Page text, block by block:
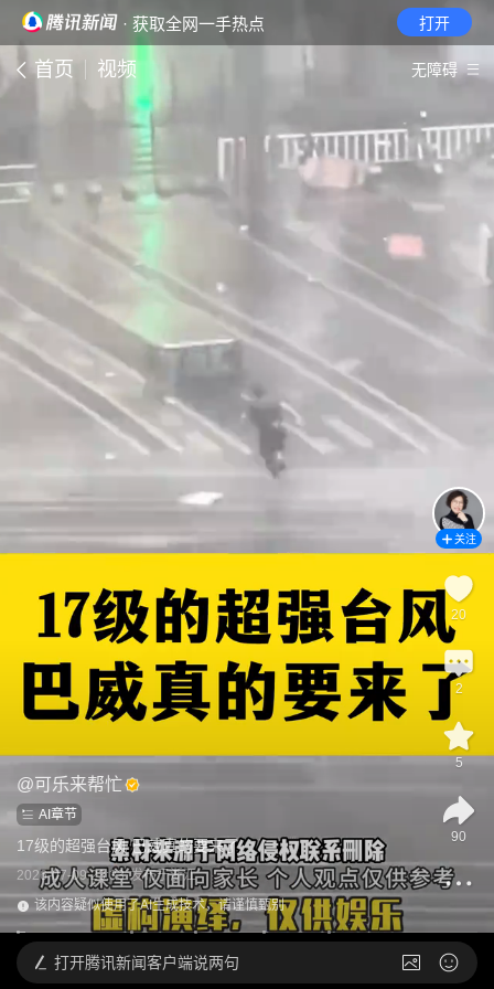
· 获取全网一手热点 打开
首页 视频 无障碍
@可乐来帮忙
AI章节
17级的超强台风 巴威真的要来了
2026-07-09 23:33 发布于浙江
该内容疑似使用了AI生成技术，请谨慎甄别
关注
20
2
5
90
打开腾讯新闻客户端说两句